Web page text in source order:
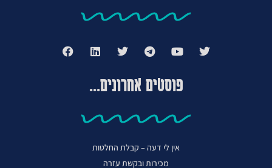
פוסטים אחרונים...
אין לי דעה – קבלת החלטות
מכירות ובקשת עזרה